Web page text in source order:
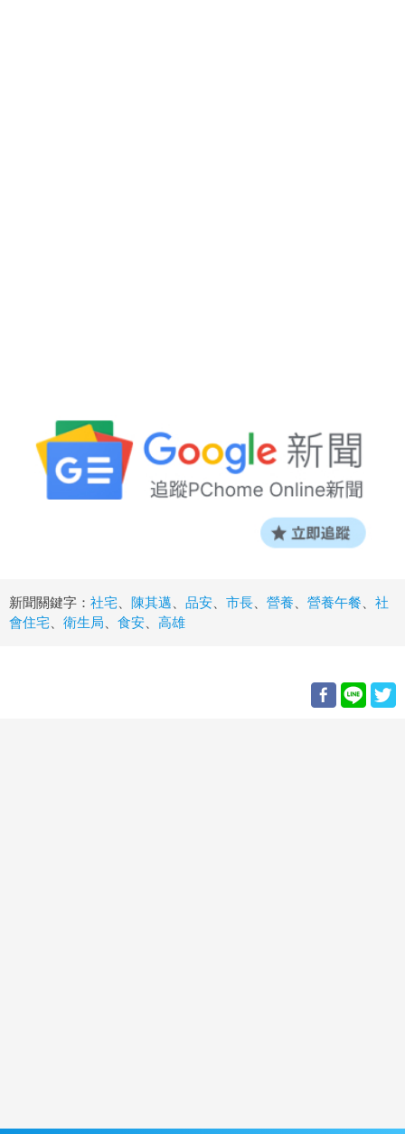
新聞關鍵字： 社宅 陳其邁 品安 市長 營養 營養午餐
社
會住宅
衛生局 食安 高雄